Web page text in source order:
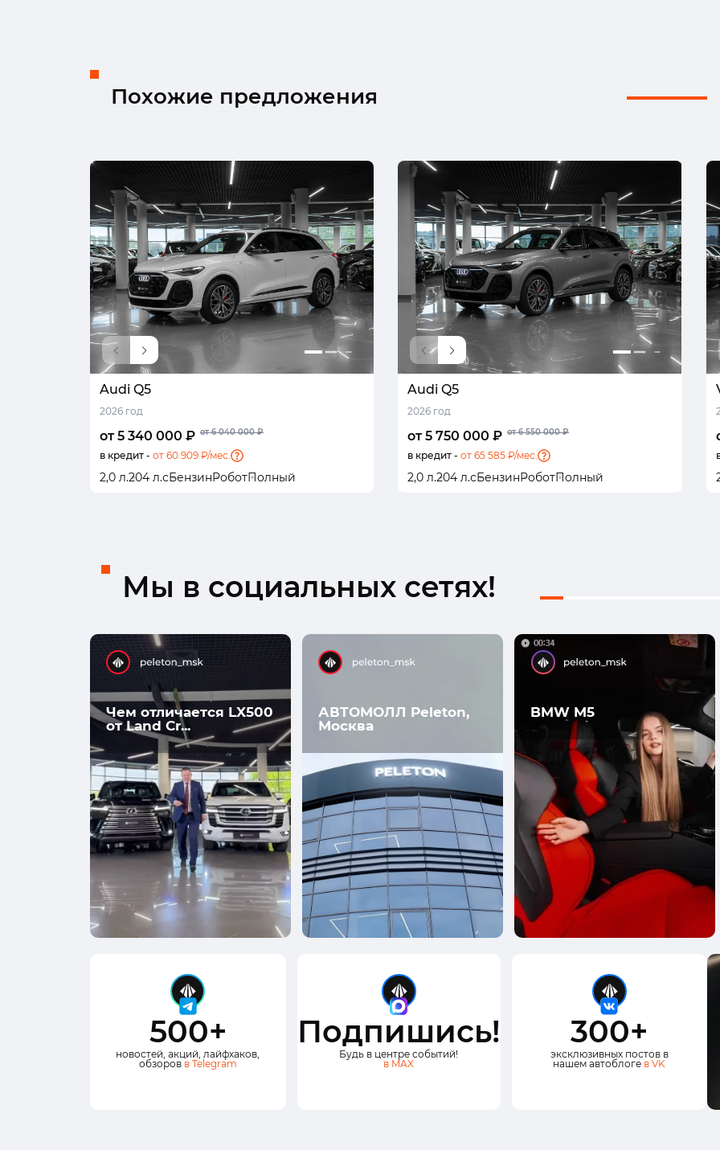
Похожие предложения
Audi Q5
2026 год
от 5 340 000 ₽ от 6 040 000 ₽
в кредит - от 60 909 ₽/мес.
2,0 л.204 л.сБензинРоботПолный
Audi Q5
2026 год
от 5 750 000 ₽ от 6 550 000 ₽
в кредит - от 65 585 ₽/мес.
2,0 л.204 л.сБензинРоботПолный
Мы в социальных сетях!
Чем отличается LX500
от Land Cr...
АВТОМОЛЛ Peleton,
Москва
BMW M5
500+
новостей, акций, лайфхаков,
обзоров в Telegram
Подпишись!
Будь в центре событий!
в MAX
300+
эксклюзивных постов в
нашем автоблоге в VK